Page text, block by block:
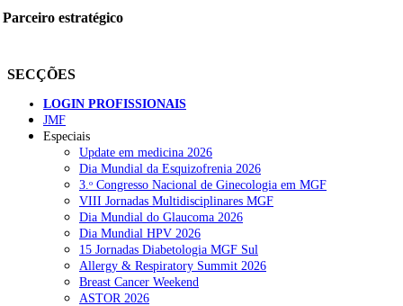
Parceiro estratégico
SECÇÕES
LOGIN PROFISSIONAIS
JMF
Especiais
Update em medicina 2026
Dia Mundial da Esquizofrenia 2026
3.ᵒ Congresso Nacional de Ginecologia em MGF
VIII Jornadas Multidisciplinares MGF
Dia Mundial do Glaucoma 2026
Dia Mundial HPV 2026
15 Jornadas Diabetologia MGF Sul
Allergy & Respiratory Summit 2026
Breast Cancer Weekend
ASTOR 2026